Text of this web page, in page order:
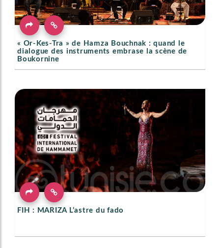
« Or-Kes-Tra » de Hamza Bouchnak : quand le
dialogue des instruments embrase la scène de
Boukornine
FIH : MARIZA L’astre du fado